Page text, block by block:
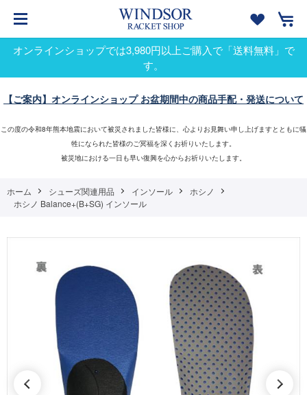
オンラインショップでは3,980円以上ご購入で「送料無料」で
す。
【ご案内】オンラインショップ お盆期間中の商品手配・発送について
この度の令和8年熊本地震において被災されました皆様に、心よりお見舞い申し上げますとともに犠
牲になられた皆様のご冥福を深くお祈りいたします。
被災地における一日も早い復興を心からお祈りいたします。
ホーム シューズ関連用品 インソール
ホシノ
ホシノ Balance+(B+SG) インソール